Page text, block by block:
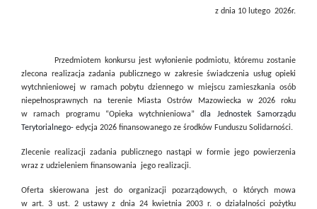
z dnia 10 lutego 2026r.
Przedmiotem konkursu jest wyłonienie podmiotu, któremu zostanie
zlecona realizacja zadania publicznego w zakresie świadczenia usług opieki
wytchnieniowej w ramach pobytu dziennego w miejscu zamieszkania osób
niepełnosprawnych na terenie Miasta Ostrów Mazowiecka w 2026 roku
w ramach programu “Opieka wytchnieniowa” dla Jednostek Samorządu
Terytorialnego- edycja 2026 finansowanego ze środków Funduszu Solidarności.
Zlecenie realizacji zadania publicznego nastąpi w formie jego powierzenia
wraz z udzieleniem finansowania jego realizacji.
Oferta skierowana jest do organizacji pozarządowych, o których mowa
w art. 3 ust. 2 ustawy z dnia 24 kwietnia 2003 r. o działalności pożytku